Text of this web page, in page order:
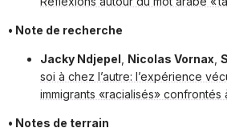
• Note de recherche
Jacky Ndjepel Nicolas Vornax
soi à chez l’autre: l’expérience
immigrants «racialisés» confrontés
• Notes de terrain